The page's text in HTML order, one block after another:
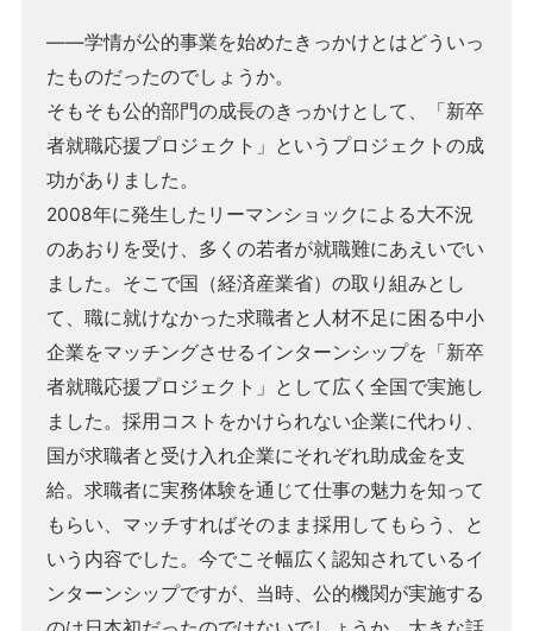
――学情が公的事業を始めたきっかけとはどういっ
たものだったのでしょうか。
そもそも公的部門の成長のきっかけとして、「新卒
者就職応援プロジェクト」というプロジェクトの成
功がありました。
2008年に発生したリーマンショックによる大不況
のあおりを受け、多くの若者が就職難にあえいでい
ました。そこで国（経済産業省）の取り組みとし
て、職に就けなかった求職者と人材不足に困る中小
企業をマッチングさせるインターンシップを「新卒
者就職応援プロジェクト」として広く全国で実施し
ました。採用コストをかけられない企業に代わり、
国が求職者と受け入れ企業にそれぞれ助成金を支
給。求職者に実務体験を通じて仕事の魅力を知って
もらい、マッチすればそのまま採用してもらう、と
いう内容でした。今でこそ幅広く認知されているイ
ンターンシップですが、当時、公的機関が実施する